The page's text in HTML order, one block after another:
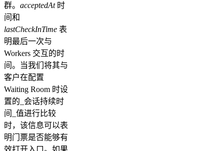
群。 acceptedAt时
间和
lastCheckInTime 表
明最后一次与
Workers 交互的时
间。当我们将其与
客户在配置
Waiting Room 时设
置的_会话持续时
间_值进行比较
时，该信息可以表
明门票是否能够有
效打开入口。如果